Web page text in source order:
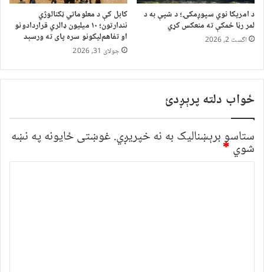
د امریکا نوي سپوږمکۍ؛ د شپې به د
لمر رڼا ځمکې ته منعکس کړي
اگست 2, 2026
کابل کې د معلوماتي ټکنالوژي
نندارتون؛ ۱۰ میلیون ډالري قراردادونو
او تفاهم‌لیکونو سره پای ته ورسېد
جولای 31, 2026
ځواب دلته پرېږدئ
ستاسو برېښناليک به نه خپريږي. غوښتى ځایونه په نښه
شوي *